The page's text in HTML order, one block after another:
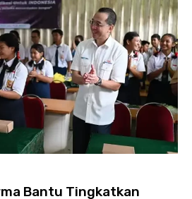
Bantu Tingkatkan